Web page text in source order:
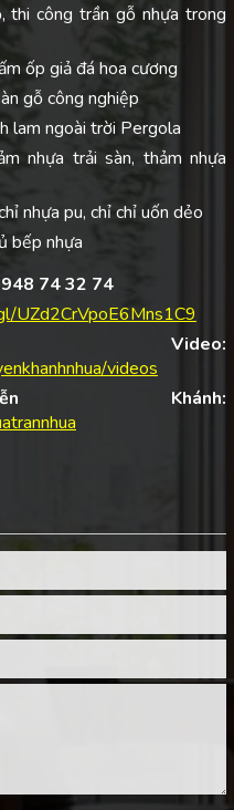
thi công trần gỗ nhựa trong
ốp giả đá hoa cương
gỗ công nghiệp
lam ngoài trời Pergola
nhựa trải sàn, thảm nhựa
nhựa pu, chỉ chỉ uốn dẻo
bếp nhựa
74 32 74
UZd2CrVpoE6Mns1C9
Video:
videos
Khánh: